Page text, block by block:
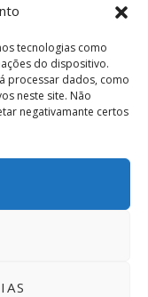
tecnologias como
do dispositivo.
processar dados, como
neste site. Não
negativamante certos